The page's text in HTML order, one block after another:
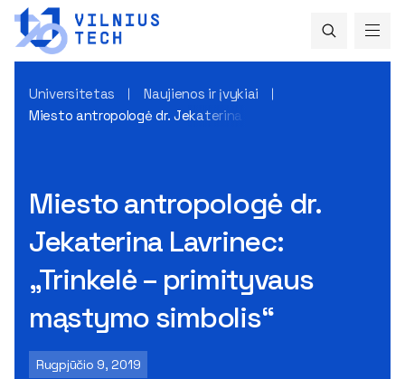
Universitetas
Naujienos ir įvykiai
Miesto antropologė dr. Jekaterina Lavrinec: „Trinkelė –
Miesto antropologė dr.
Jekaterina Lavrinec:
„Trinkelė – primityvaus
mąstymo simbolis“
Rugpjūčio 9, 2019